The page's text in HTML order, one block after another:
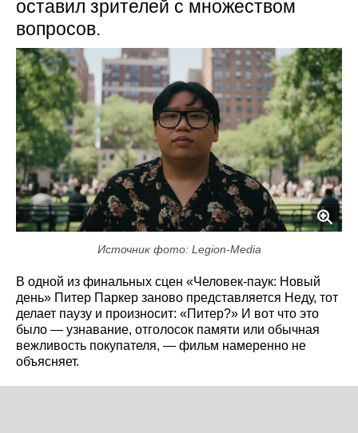
оставил зрителей с множеством
вопросов.
Источник фото: Legion-Media
В одной из финальных сцен «Человек-паук: Новый
день» Питер Паркер заново представляется Неду, тот
делает паузу и произносит: «Питер?» И вот что это
было — узнавание, отголосок памяти или обычная
вежливость покупателя, — фильм намеренно не
объясняет.